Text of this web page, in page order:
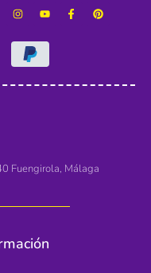
Fuengirola, Málaga